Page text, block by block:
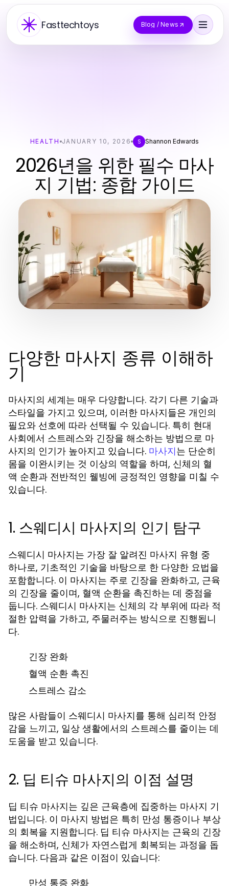
Fasttechtoys Blog / News
HEALTH JANUARY 10, 2026 S Shannon Edwards
2026년을 위한 필수 마사
지 기법: 종합 가이드
다양한 마사지 종류 이해하
기
마사지의 세계는 매우 다양합니다. 각기 다른 기술과
스타일을 가지고 있으며, 이러한 마사지들은 개인의
필요와 선호에 따라 선택될 수 있습니다. 특히 현대
사회에서 스트레스와 긴장을 해소하는 방법으로 마
사지의 인기가 높아지고 있습니다. 마사지는 단순히
몸을 이완시키는 것 이상의 역할을 하며, 신체의 혈
액 순환과 전반적인 웰빙에 긍정적인 영향을 미칠 수
있습니다.
1. 스웨디시 마사지의 인기 탐구
스웨디시 마사지는 가장 잘 알려진 마사지 유형 중
하나로, 기초적인 기술을 바탕으로 한 다양한 요법을
포함합니다. 이 마사지는 주로 긴장을 완화하고, 근육
의 긴장을 줄이며, 혈액 순환을 촉진하는 데 중점을
둡니다. 스웨디시 마사지는 신체의 각 부위에 따라 적
절한 압력을 가하고, 주물러주는 방식으로 진행됩니
다.
긴장 완화
혈액 순환 촉진
스트레스 감소
많은 사람들이 스웨디시 마사지를 통해 심리적 안정
감을 느끼고, 일상 생활에서의 스트레스를 줄이는 데
도움을 받고 있습니다.
2. 딥 티슈 마사지의 이점 설명
딥 티슈 마사지는 깊은 근육층에 집중하는 마사지 기
법입니다. 이 마사지 방법은 특히 만성 통증이나 부상
의 회복을 지원합니다. 딥 티슈 마사지는 근육의 긴장
을 해소하며, 신체가 자연스럽게 회복되는 과정을 돕
습니다. 다음과 같은 이점이 있습니다:
만성 통증 완화